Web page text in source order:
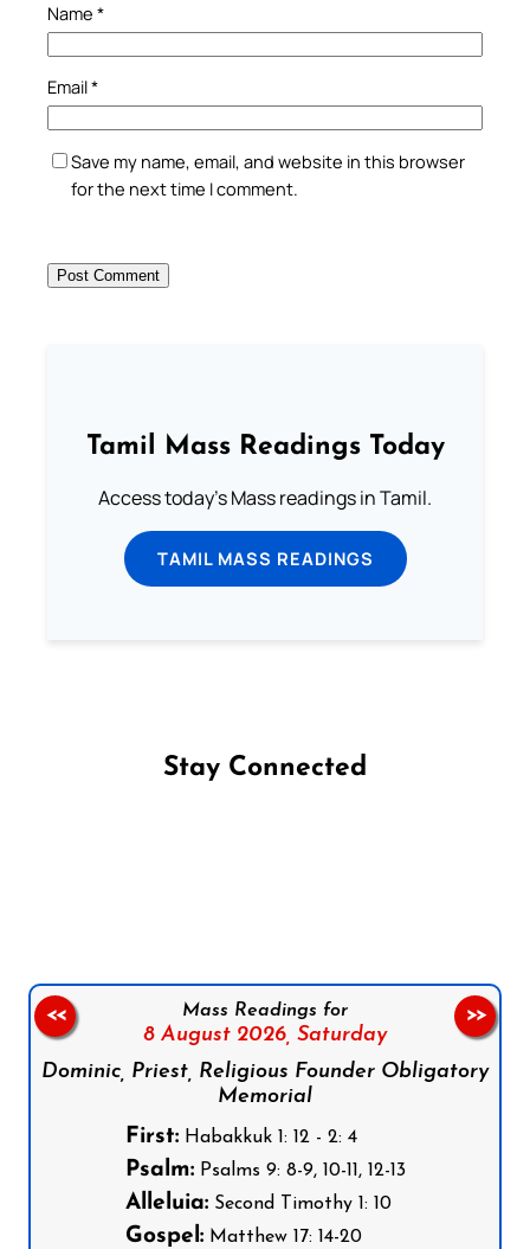
Name *
Email*
Save my name, email, and website in this browser
for the next time I comment.
Tamil Mass Readings Today
Access today's Mass readings in Tamil.
TAMIL MASS READINGS
Stay Connected
Mass Readings for
8 August 2026, Saturday
Dominic, Priest, Religious Founder Obligatory
Memorial
First:Habakkuk 1: 12 - 2: 4
Psalm:Psalms 9: 8-9, 10-11, 12-13
Alleluia:Second Timothy 1: 10
Gospel:Matthew 17: 14-20
<< >>